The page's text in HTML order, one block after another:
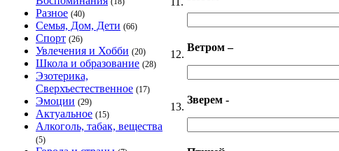
Разное (40)
Семья, Дом, Дети (66)
Спорт (26)
Увлечения и Хобби (20)
Школа и образование (28)
Эзотерика,
Сверхъестественное (17)
Эмоции (29)
Актуальное (15)
Алкоголь, табак, вещества
(5)
12.
Ветром –
13.
Зверем -